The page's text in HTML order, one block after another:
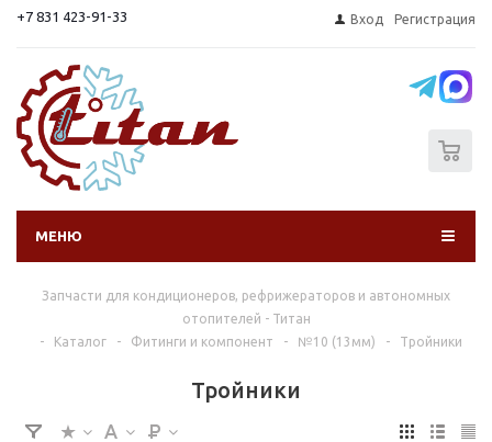
+7 831 423-91-33 Вход Регистрация
МЕНЮ
Запчасти для кондиционеров, рефрижераторов и автономных
отопителей - Титан
-
Каталог - Фитинги и компонент - №10 (13мм) - Тройники
Тройники